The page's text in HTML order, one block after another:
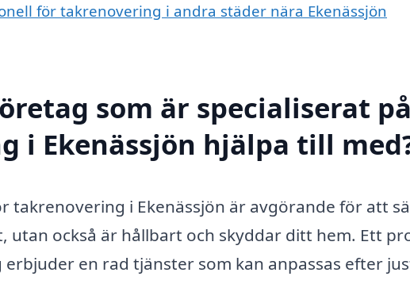
för takrenovering i andra städer nära Ekenässjön
som är specialiserat på
i Ekenässjön hjälpa till
takrenovering i Ekenässjön är avgörande för att
utan också är hållbart och skyddar ditt hem. Ett
en rad tjänster som kan anpassas efter